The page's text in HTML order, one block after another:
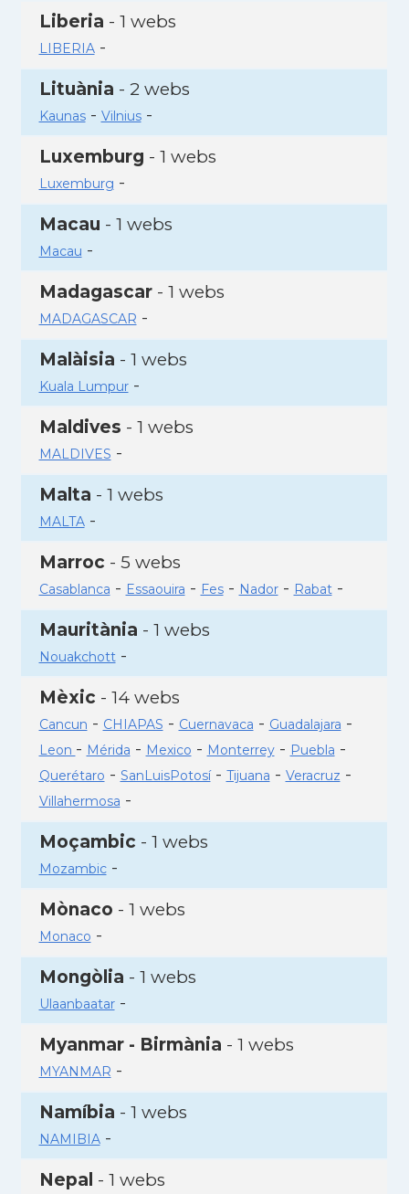
Liberia - 1 webs
LIBERIA-
Lituània - 2 webs
Kaunas- Vilnius-
Luxemburg - 1 webs
Luxemburg -
Macau - 1 webs
Macau -
Madagascar- 1 webs
MADAGASCAR -
Malàisia - 1 webs
Kuala Lumpur-
Maldives - 1 webs
MALDIVES -
Malta - 1 webs
MALTA-
Marroc - 5 webs
Casablanca - Essaouira - Fes- Nador- Rabat-
Mauritània - 1 webs
Nouakchott-
Mèxic - 14 webs
Cancun - CHIAPAS - Cuernavaca - Guadalajara -
Leon - Mérida - Mexico - Monterrey- Puebla -
Querétaro - SanLuisPotosí- Tijuana - Veracruz -
Villahermosa -
Moçambic - 1 webs
Mozambic-
Mònaco - 1 webs
Monaco -
Mongòlia - 1 webs
Ulaanbaatar-
Myanmar - Birmània - 1 webs
MYANMAR -
Namíbia - 1 webs
NAMIBIA-
Nepal - 1 webs